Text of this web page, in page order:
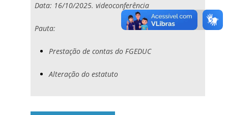
Data: 16/10/2025. videoconferência
Pauta:
Prestação de contas do FGEDUC
Alteração do estatuto